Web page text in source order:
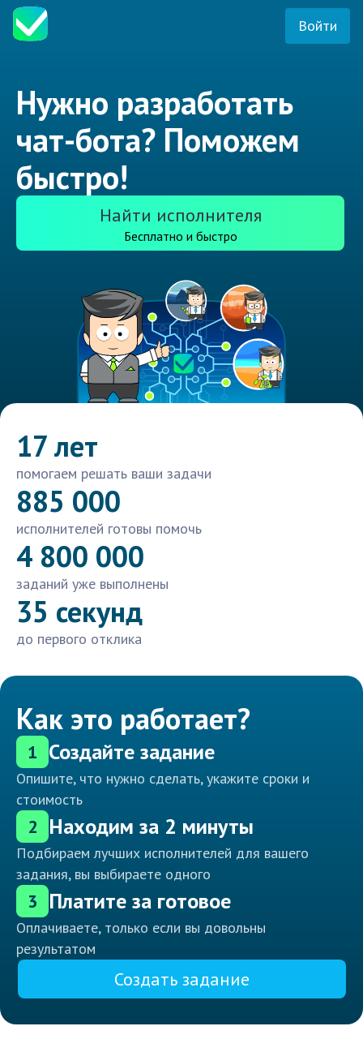
Войти
Нужно разработать
чат-бота? Поможем
быстро!
Найти исполнителя
Бесплатно и быстро
17 лет
помогаем решать ваши задачи
885 000
исполнителей готовы помочь
4 800 000
заданий уже выполнены
35 секунд
до первого отклика
Как это работает?
1 Создайте задание
Опишите, что нужно сделать, укажите сроки и
стоимость
2 Находим за 2 минуты
Подбираем лучших исполнителей для вашего
задания, вы выбираете одного
3 Платите за готовое
Оплачиваете, только если вы довольны
результатом
Создать задание